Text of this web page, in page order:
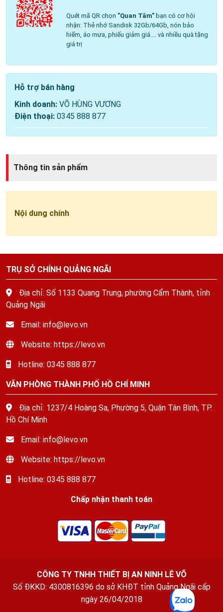
Quét mã QR chọn "Quan Tâm"bạn có cơ hội
nhận: Thẻ nhớ Sandisk 32Gb/64Gb, nón bảo
hiểm, áo mưa, phiếu giảm giá.... và nhiều quà tặng
giá trị
Hỗ trợ bán hàng
Kinh doanh: VÕ HÙNG VƯƠNG
Điện thoại: 0345 888 877
Thông tin sản phẩm
Nội dung chính
TRỤ SỞ CHÍNH QUẢNG NGÃI
Địa chỉ: Số 1133 Quang Trung, phường Cẩm Thành, tỉnh
Quảng Ngãi
Email: info@levo.vn
Website: https://levo.vn
Hotline: 0345 888 877
VĂN PHÒNG THÀNH PHỐ HỒ CHÍ MINH
Địa chỉ: 1237/4 Hoàng Sa, Phường 5, Quận Tân Bình, TP.
Hồ Chí Minh
Email: info@levo.vn
Website: https://levo.vn
Hotline: 0345 888 877
Chấp nhận thanh toán
CÔNG TY TNHH THIẾT BỊ AN NINH LÊ VÕ
Số ĐKKD: 4300816396 do sở KHĐT tỉnh Quảng Ngãi cấp
ngày 26/04/2018